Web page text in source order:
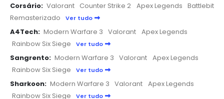
Corsário: Valorant Counter Strike 2 Apex Legends Battlebit
Remasterizado
Ver tudo
A4Tech: Modern Warfare 3 Valorant Apex Legends
Rainbow Six Siege
Ver tudo
Sangrento: Modern Warfare 3 Valorant Apex Legends
Rainbow Six Siege
Ver tudo
Sharkoon: Modern Warfare 3 Valorant Apex Legends
Rainbow Six Siege
Ver tudo